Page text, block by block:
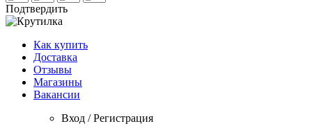
Подтвердить
Как купить
Доставка
Отзывы
Магазины
Вакансии
Вход / Регистрация